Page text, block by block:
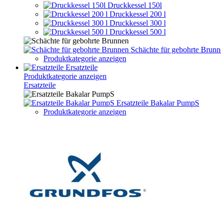
Druckkessel 150l
Druckkessel 200 l
Druckkessel 300 l
Druckkessel 500 l
Schächte für gebohrte
Produktkategorie anzeigen
Ersatzteile
Produktkategorie anzeigen
Ersatzteile
Ersatzteile Bakalar PumpS
Produktkategorie anzeigen